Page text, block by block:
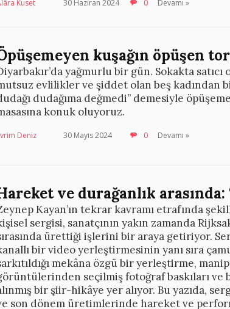
Kuset 30 Haziran 2024 0 Devamı »
kuşağın öpüşen
yağmurlu bir gün. Sokakta satıcı
evlilikler ve şiddet olan beş kadından
dudağıma değmedi’’ demesiyle
konuk oluyoruz.
Deniz 30 Mayıs 2024 0 Devamı »
ve durağanlık
Kayan’ın tekrar kavramı etrafında
sergisi, sanatçının yakın zamanda
ürettiği işlerini bir araya getiriyor.
bir video yerleştirmesinin yanı sıra
mekâna özgü bir yerleştirme,
seçilmiş fotoğraf baskıları ve
bir şiir-hikâye yer alıyor. Bu yazıda,
son dönem üretimlerinde hareket ve